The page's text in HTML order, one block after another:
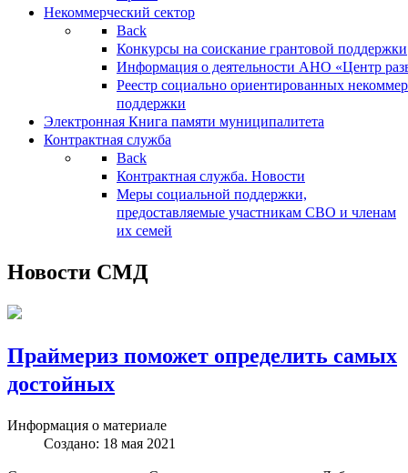
Некоммерческий сектор
Back
Конкурсы на соискание грантовой поддержки
Информация о деятельности АНО «Центр
Реестр социально ориентированных
поддержки
Электронная Книга памяти муниципалитета
Контрактная служба
Back
Контрактная служба. Новости
Меры социальной поддержки,
предоставляемые участникам СВО и членам
их семей
Новости СМД
Праймериз поможет определить самых
достойных
Информация о материале
Создано: 18 мая 2021